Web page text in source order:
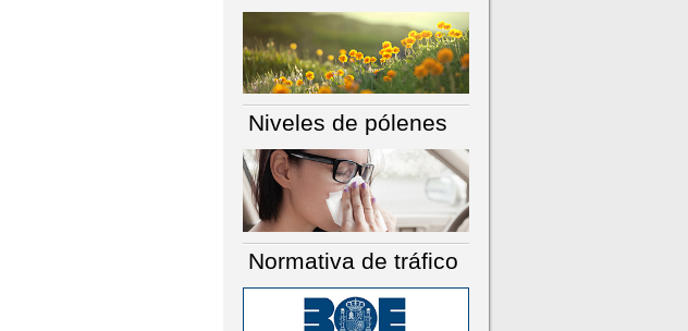
Niveles de pólenes
Normativa de tráfico